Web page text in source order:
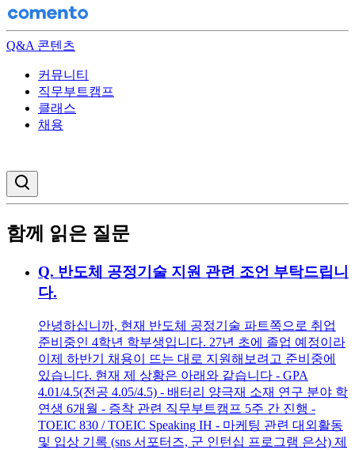
Q&A 콘텐츠
커뮤니티
직무부트캠프
클래스
채용
함께 읽은 질문
Q. 반도체 공정기술 지원 관련 조언 부탁드립니
다.
안녕하십니까, 현재 반도체 공정기술 파트쪽으로 취업
준비중인 4학년 학부생입니다. 27년 초에 졸업 예정이라
이제 하반기 채용이 뜨는 대로 지원해보려고 준비중에
있습니다. 현재 제 상황은 아래와 같습니다 - GPA
4.01/4.5(전공 4.05/4.5) - 배터리 양극재 소재 연구 분야 학
연생 6개월 - 증착 관련 직무부트캠프 5주 간 진행 -
TOEIC 830 / TOEIC Speaking IH - 마케팅 관련 대외활동
및 입상 기록 (sns 서포터즈, 군 인턴십 프로그램 은상) 제